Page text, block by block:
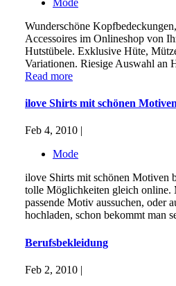
Wunderschöne
Accessoires im Onlineshop von
Hutstübele. Exklusive Hüte,
Variationen. Riesige Auswahl an
Read more
ilove Shirts mit schönen
Feb 4, 2010 |
Mode
ilove Shirts mit schönen Motiven
tolle Möglichkeiten gleich online.
passende Motiv aussuchen, oder
hochladen, schon bekommt man
Berufsbekleidung
Feb 2, 2010 |